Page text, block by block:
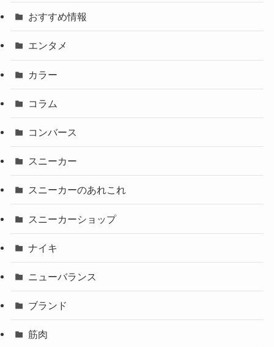
おすすめ情報
エンタメ
カラー
コラム
コンバース
スニーカー
スニーカーのあれこれ
スニーカーショップ
ナイキ
ニューバランス
ブランド
筋肉